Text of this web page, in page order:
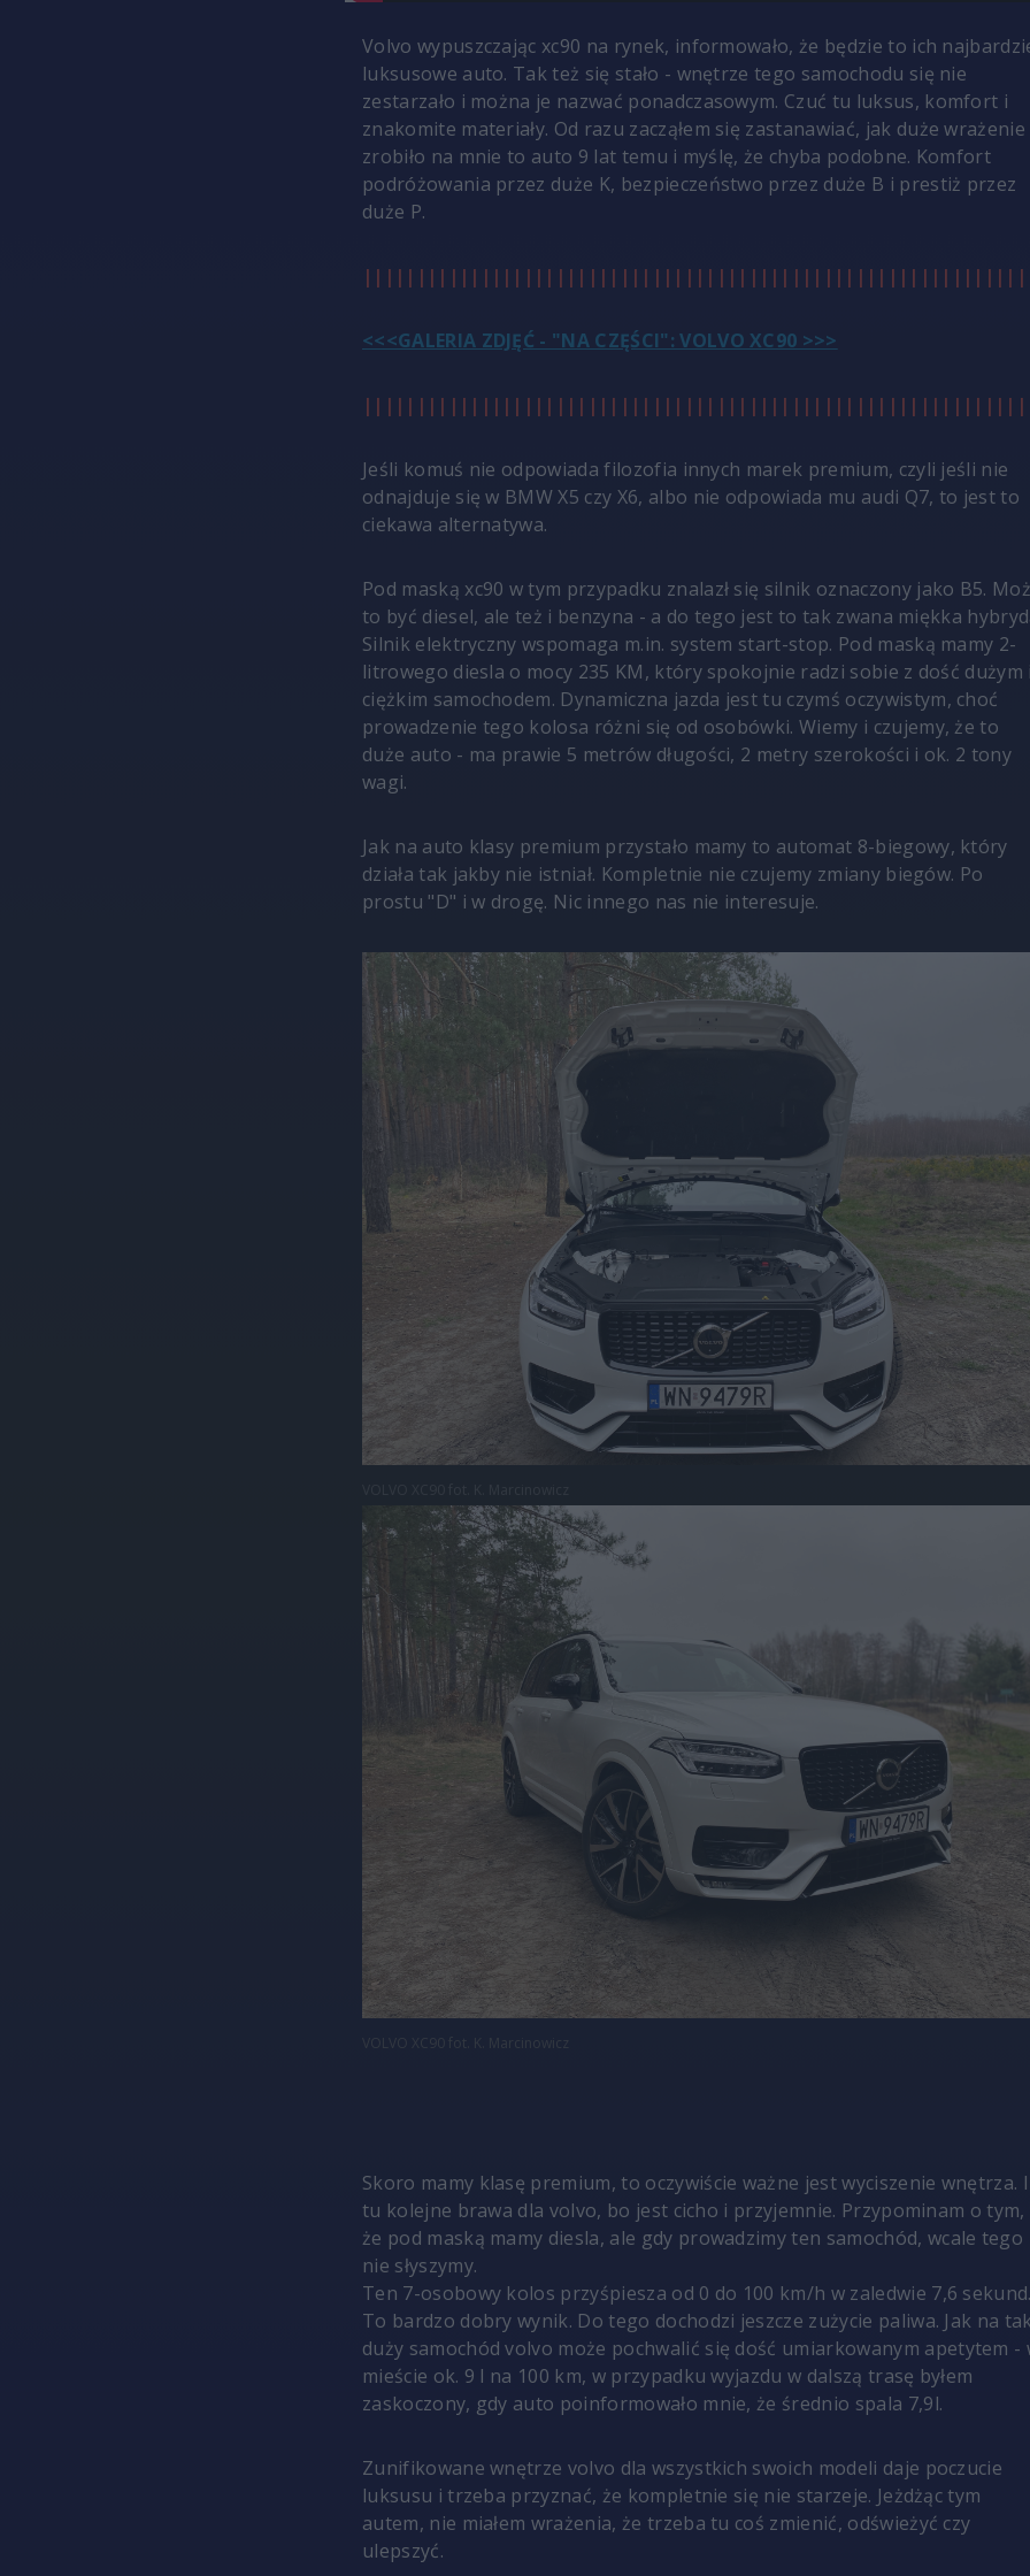
Volvo wypuszczając xc90 na rynek, informowało, że będzie to ich
luksusowe auto. Tak też się stało - wnętrze tego samochodu się nie
zestarzało i można je nazwać ponadczasowym. Czuć tu luksus, komfort i
znakomite materiały. Od razu zacząłem się zastanawiać, jak duże wrażenie
zrobiło na mnie to auto 9 lat temu i myślę, że chyba podobne. Komfort
podróżowania przez duże K, bezpieczeństwo przez duże B i prestiż przez
duże P.
<<<GALERIA ZDJĘĆ - "NA CZĘŚCI": VOLVO XC90 >>>
Jeśli komuś nie odpowiada filozofia innych marek premium, czyli jeśli nie
odnajduje się w BMW X5 czy X6, albo nie odpowiada mu audi Q7, to jest to
ciekawa alternatywa.
Pod maską xc90 w tym przypadku znalazł się silnik oznaczony jako B5.
to być diesel, ale też i benzyna - a do tego jest to tak zwana miękka
Silnik elektryczny wspomaga m.in. system start-stop. Pod maską mamy 2-
litrowego diesla o mocy 235 KM, który spokojnie radzi sobie z dość dużym i
ciężkim samochodem. Dynamiczna jazda jest tu czymś oczywistym, choć
prowadzenie tego kolosa różni się od osobówki. Wiemy i czujemy, że to
duże auto - ma prawie 5 metrów długości, 2 metry szerokości i ok. 2 tony
wagi.
Jak na auto klasy premium przystało mamy to automat 8-biegowy, który
działa tak jakby nie istniał. Kompletnie nie czujemy zmiany biegów. Po
prostu "D" i w drogę. Nic innego nas nie interesuje.
VOLVO XC90 fot. K. Marcinowicz
Skoro mamy klasę premium, to oczywiście ważne jest wyciszenie wnętrza. I
tu kolejne brawa dla volvo, bo jest cicho i przyjemnie. Przypominam o tym,
że pod maską mamy diesla, ale gdy prowadzimy ten samochód, wcale tego
nie słyszymy.
Ten 7-osobowy kolos przyśpiesza od 0 do 100 km/h w zaledwie 7,6 sekund.
To bardzo dobry wynik. Do tego dochodzi jeszcze zużycie paliwa. Jak na
duży samochód volvo może pochwalić się dość umiarkowanym apetytem -
mieście ok. 9 l na 100 km, w przypadku wyjazdu w dalszą trasę byłem
zaskoczony, gdy auto poinformowało mnie, że średnio spala 7,9l.
Zunifikowane wnętrze volvo dla wszystkich swoich modeli daje poczucie
luksusu i trzeba przyznać, że kompletnie się nie starzeje. Jeżdżąc tym
autem, nie miałem wrażenia, że trzeba tu coś zmienić, odświeżyć czy
ulepszyć.